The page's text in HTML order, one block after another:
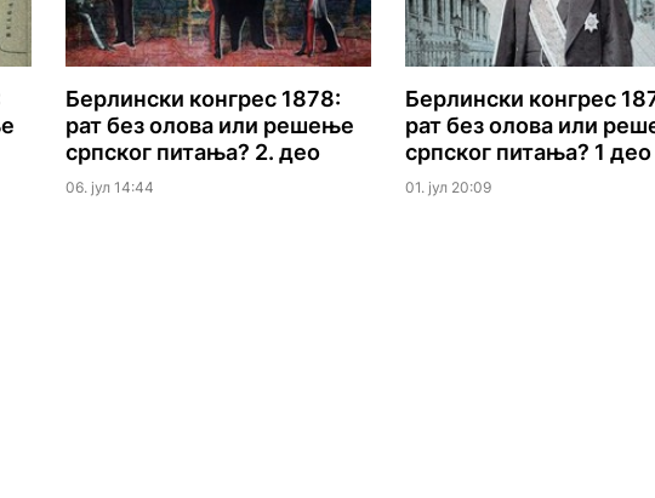
Берлински конгрес 1878:
рат без олова или решење
српског питања? 2. део
06. јул 14:44
Берлински конгрес
рат без олова или
српског питања? 1 део
01. јул 20:09